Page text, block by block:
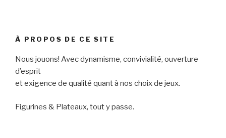
À PROPOS DE CE SITE
Nous jouons! Avec dynamisme, convivialité, ouverture
d’esprit
et exigence de qualité quant à nos choix de jeux.
Figurines & Plateaux, tout y passe.